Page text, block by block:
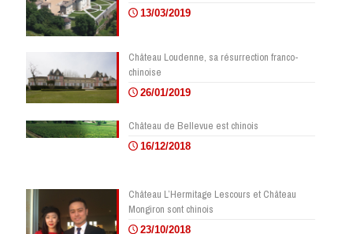
13/03/2019
Château Loudenne, sa résurrection franco-
chinoise
26/01/2019
Château de Bellevue est chinois
16/12/2018
Château L’Hermitage Lescours et Château
Mongiron sont chinois
23/10/2018